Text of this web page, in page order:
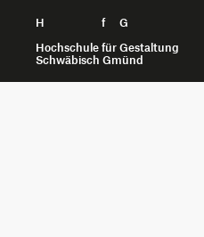
H f
G
Hochschule für Gestaltung
Schwäbisch Gmünd
Zum Seiteninhalt springen